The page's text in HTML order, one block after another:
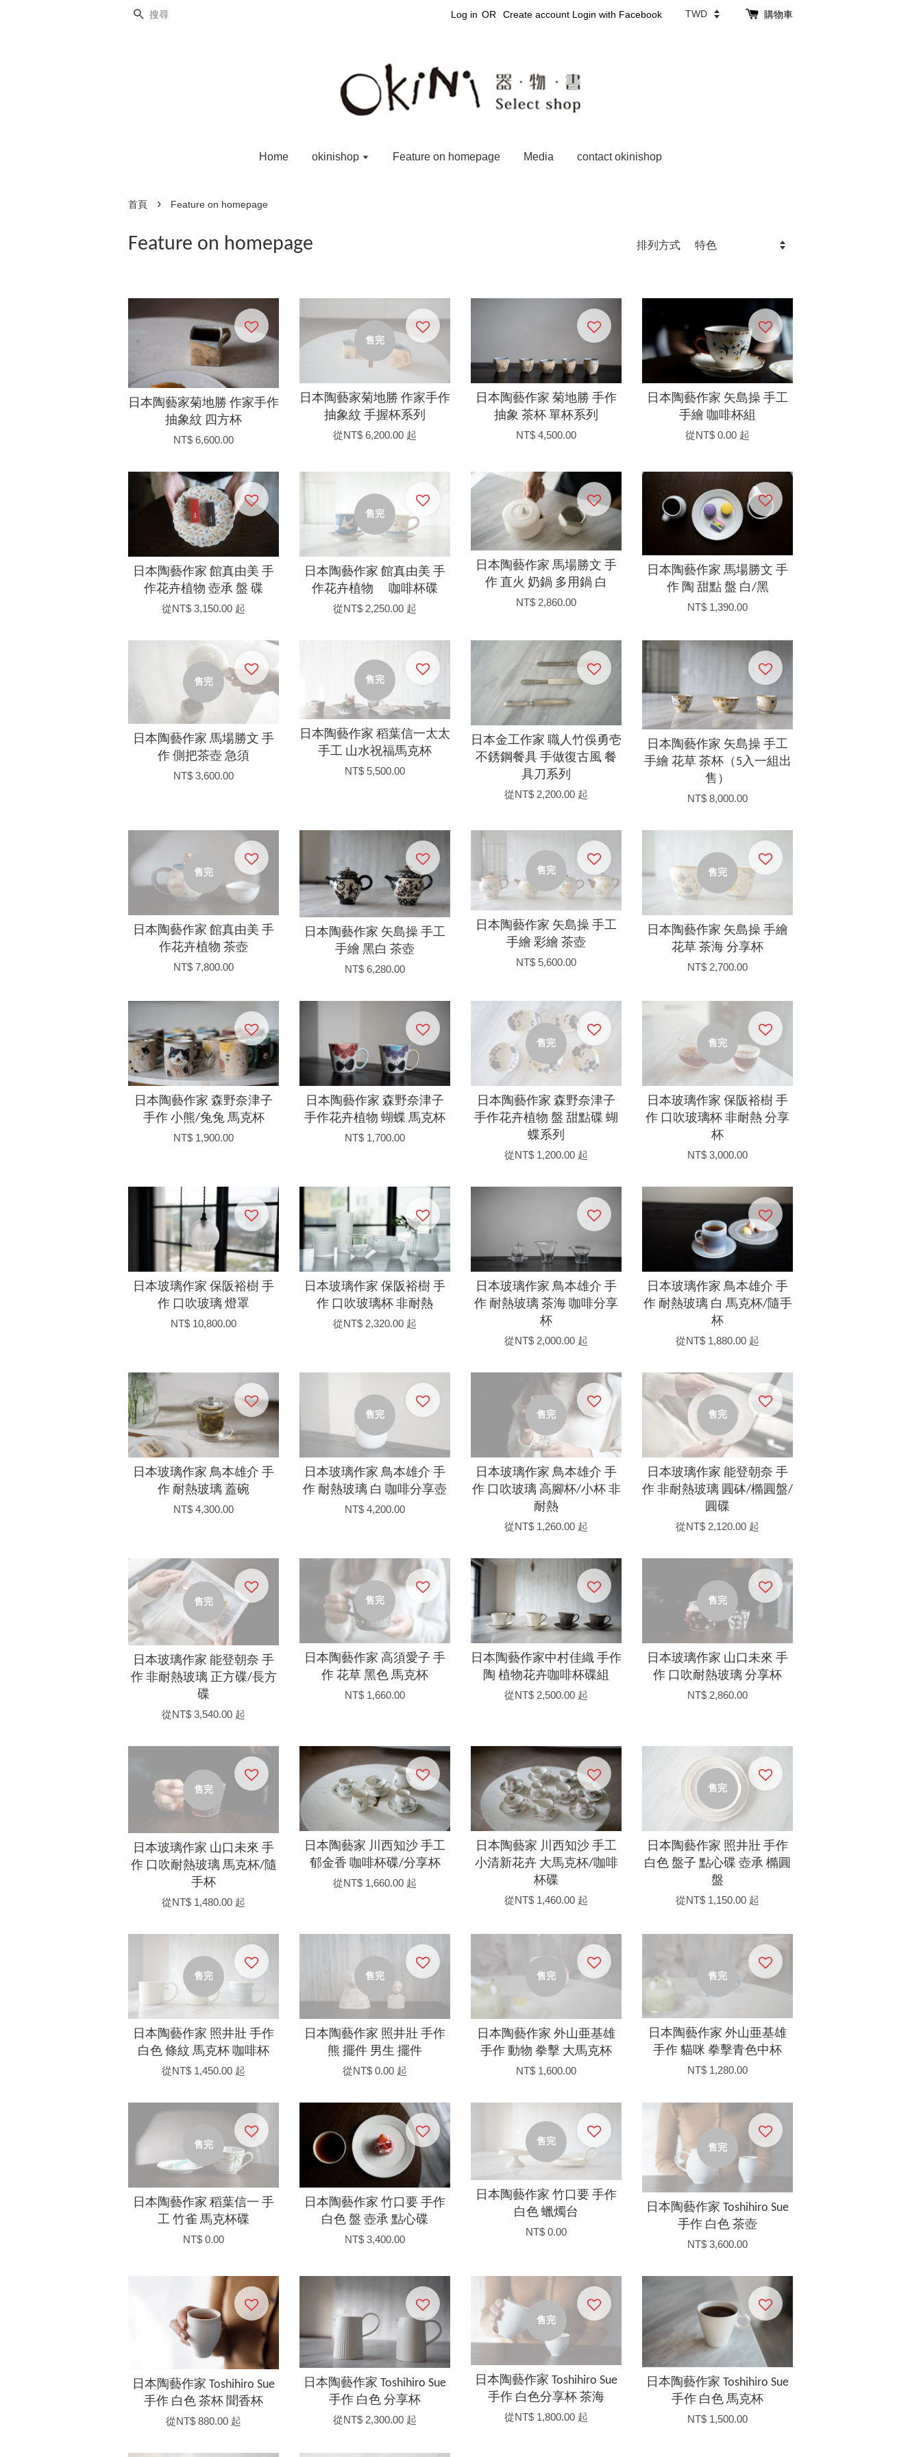
搜尋 Log in OR Create account Login with Facebook 購物車
Home okinishop Feature on homepage Media contact okinishop
首頁 › Feature on homepage
Feature on homepage 排列方式
日本陶藝家菊地勝 作家手作
抽象紋 四方杯
NT$ 6,600.00
售完
日本陶藝家菊地勝 作家手作
抽象紋 手握杯系列
從NT$ 6,200.00 起
日本陶藝作家 菊地勝 手作
抽象 茶杯 單杯系列
NT$ 4,500.00
日本陶藝作家 矢島操 手工
手繪 咖啡杯組
從NT$ 0.00 起
日本陶藝作家 館真由美 手
作花卉植物 壺承 盤 碟
從NT$ 3,150.00 起
售完
日本陶藝作家 館真由美 手
作花卉植物 咖啡杯碟
從NT$ 2,250.00 起
日本陶藝作家 馬場勝文 手
作 直火 奶鍋 多用鍋 白
NT$ 2,860.00
日本陶藝作家 馬場勝文 手
作 陶 甜點 盤 白/黑
NT$ 1,390.00
售完
日本陶藝作家 馬場勝文 手
作 側把茶壺 急須
NT$ 3,600.00
售完
日本陶藝作家 稻葉信一太太
手工 山水祝福馬克杯
NT$ 5,500.00
日本金工作家 職人竹俁勇壱
不銹鋼餐具 手做復古風 餐
具刀系列
從NT$ 2,200.00 起
日本陶藝作家 矢島操 手工
手繪 花草 茶杯（5入一組出
售）
NT$ 8,000.00
售完
日本陶藝作家 館真由美 手
作花卉植物 茶壺
NT$ 7,800.00
日本陶藝作家 矢島操 手工
手繪 黑白 茶壺
NT$ 6,280.00
售完
日本陶藝作家 矢島操 手工
手繪 彩繪 茶壺
NT$ 5,600.00
售完
日本陶藝作家 矢島操 手繪
花草 茶海 分享杯
NT$ 2,700.00
日本陶藝作家 森野奈津子
手作 小熊/兔兔 馬克杯
NT$ 1,900.00
日本陶藝作家 森野奈津子
手作花卉植物 蝴蝶 馬克杯
NT$ 1,700.00
售完
日本陶藝作家 森野奈津子
手作花卉植物 盤 甜點碟 蝴
蝶系列
從NT$ 1,200.00 起
售完
日本玻璃作家 保阪裕樹 手
作 口吹玻璃杯 非耐熱 分享
杯
NT$ 3,000.00
日本玻璃作家 保阪裕樹 手
作 口吹玻璃 燈罩
NT$ 10,800.00
日本玻璃作家 保阪裕樹 手
作 口吹玻璃杯 非耐熱
從NT$ 2,320.00 起
日本玻璃作家 鳥本雄介 手
作 耐熱玻璃 茶海 咖啡分享
杯
從NT$ 2,000.00 起
日本玻璃作家 鳥本雄介 手
作 耐熱玻璃 白 馬克杯/隨手
杯
從NT$ 1,880.00 起
日本玻璃作家 鳥本雄介 手
作 耐熱玻璃 蓋碗
NT$ 4,300.00
售完
日本玻璃作家 鳥本雄介 手
作 耐熱玻璃 白 咖啡分享壺
NT$ 4,200.00
售完
日本玻璃作家 鳥本雄介 手
作 口吹玻璃 高腳杯/小杯 非
耐熱
從NT$ 1,260.00 起
售完
日本玻璃作家 能登朝奈 手
作 非耐熱玻璃 圓砵/橢圓盤/
圓碟
從NT$ 2,120.00 起
售完
日本玻璃作家 能登朝奈 手
作 非耐熱玻璃 正方碟/長方
碟
從NT$ 3,540.00 起
售完
日本陶藝作家 高須愛子 手
作 花草 黑色 馬克杯
NT$ 1,660.00
日本陶藝作家中村佳織 手作
陶 植物花卉咖啡杯碟組
從NT$ 2,500.00 起
售完
日本玻璃作家 山口未來 手
作 口吹耐熱玻璃 分享杯
NT$ 2,860.00
售完
日本玻璃作家 山口未來 手
作 口吹耐熱玻璃 馬克杯/隨
手杯
從NT$ 1,480.00 起
日本陶藝家 川西知沙 手工
郁金香 咖啡杯碟/分享杯
從NT$ 1,660.00 起
日本陶藝家 川西知沙 手工
小清新花卉 大馬克杯/咖啡
杯碟
從NT$ 1,460.00 起
售完
日本陶藝作家 照井壯 手作
白色 盤子 點心碟 壺承 橢圓
盤
從NT$ 1,150.00 起
售完
日本陶藝作家 照井壯 手作
白色 條紋 馬克杯 咖啡杯
從NT$ 1,450.00 起
售完
日本陶藝作家 照井壯 手作
熊 擺件 男生 擺件
從NT$ 0.00 起
售完
日本陶藝作家 外山亜基雄
手作 動物 拳擊 大馬克杯
NT$ 1,600.00
售完
日本陶藝作家 外山亜基雄
手作 貓咪 拳擊青色中杯
NT$ 1,280.00
售完
日本陶藝作家 稻葉信一 手
工 竹雀 馬克杯碟
NT$ 0.00
日本陶藝作家 竹口要 手作
白色 盤 壺承 點心碟
NT$ 3,400.00
售完
日本陶藝作家 竹口要 手作
白色 蠟燭台
NT$ 0.00
售完
日本陶藝作家 Toshihiro Sue
手作 白色 茶壺
NT$ 3,600.00
日本陶藝作家 Toshihiro Sue
手作 白色 茶杯 聞香杯
從NT$ 880.00 起
日本陶藝作家 Toshihiro Sue
手作 白色 分享杯
從NT$ 2,300.00 起
售完
日本陶藝作家 Toshihiro Sue
手作 白色分享杯 茶海
從NT$ 1,800.00 起
日本陶藝作家 Toshihiro Sue
手作 白色 馬克杯
NT$ 1,500.00